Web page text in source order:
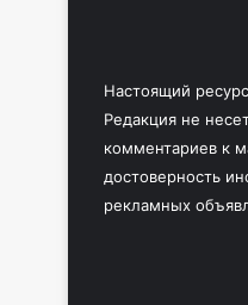
Настоящий
Редакция не
комментариев к
достоверность
рекламных